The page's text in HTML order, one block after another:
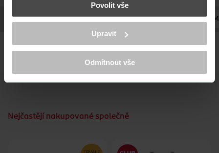
části s podrobnostmi . Svůj souhlas můžete kdykoliv
K provozu stránek, personalizaci obsahu a reklam, funkcí sociálních
médií, analýze návštěvnosti, které mohou nést osobní údaje.
Více najdete vprohlášení o ochraně osobních údajů.
Děkujeme za pochopení. >více o cookies<
Povolit vše
Upravit
Odmítnout vše
POPIS SLOŽENÍ OBJEM VÝROBCE/DODAVATEL TYP
Bavlněná maska s výtažkem z pelyňku, který zklidňuje
podráždění a hydratuje pokožku. Maska určena pro citlivou,
problematickou a náročnou pleť.
Nejčastějí nakupované společně